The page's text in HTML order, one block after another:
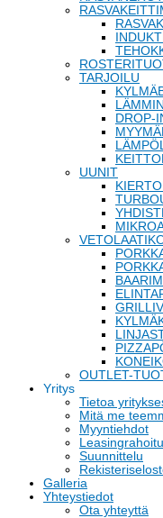
TARJOILU
DROP-
UUNIT
OUTLET-
Yritys
Tietoa
Mitä me
Myyntiehdot
Suunnittelu
Galleria
Yhteystiedot
Ota yhteyttä